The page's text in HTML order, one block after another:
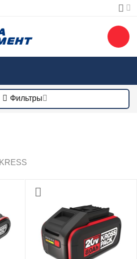
Фильтры
KRESS